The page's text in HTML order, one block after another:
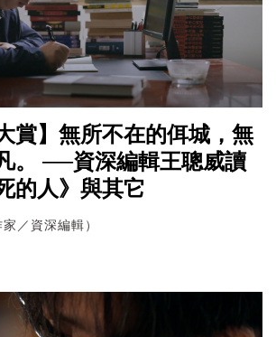
賞】無所不在的佴城，無
。 ──資深編輯王聰威讀
的人》與其它
／資深編輯）